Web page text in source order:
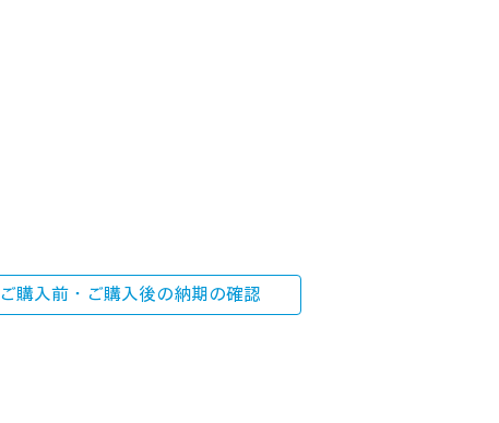
ご購入前・ご購入後の納期の確認